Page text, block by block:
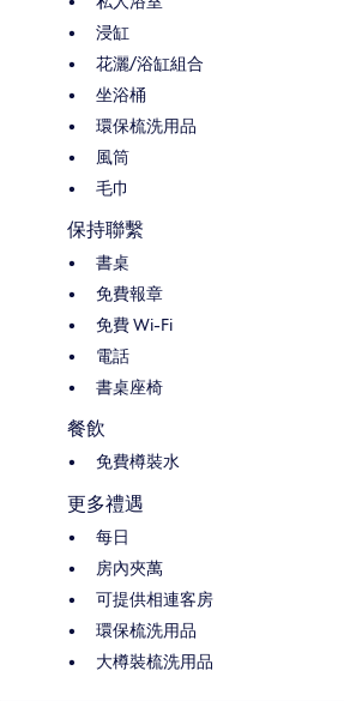
浸缸
花灑/浴缸組合
坐浴桶
環保梳洗用品
風筒
毛巾
保持聯繫
書桌
免費報章
免費 Wi-Fi
電話
書桌座椅
餐飲
免費樽裝水
更多禮遇
每日
房內夾萬
可提供相連客房
環保梳洗用品
大樽裝梳洗用品